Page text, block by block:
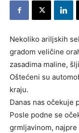
Nekoliko ariljskih
gradom veličine
zasadima maline,
Oštećeni su
kraju.
Danas nas očekuje
Posle podne se
grmljavinom,